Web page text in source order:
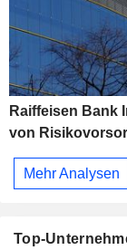
Raiffeisen Bank
von
Mehr Analysen
Top-